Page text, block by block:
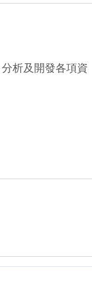
析及開發各項資